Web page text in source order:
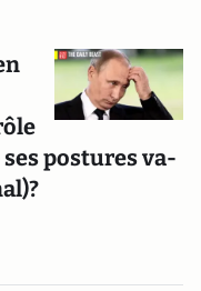
postures va-